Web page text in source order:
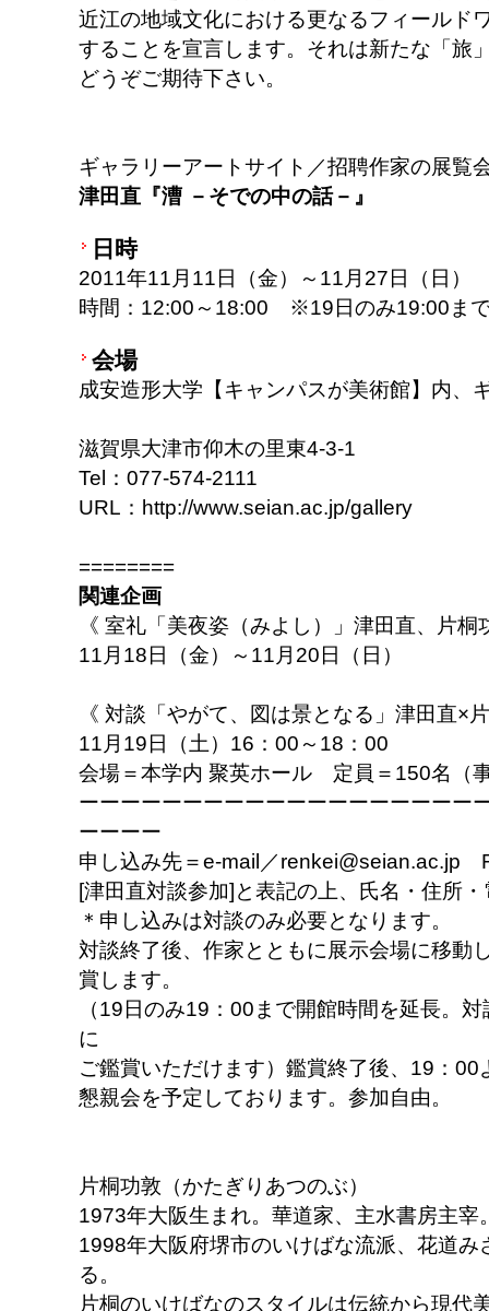
近江の地域文化における更なるフィールド
することを宣言します。それは新たな「旅
どうぞご期待下さい。
ギャラリーアートサイト／招聘作家の展覧
津田直『漕 －そでの中の話－』
日時
2011年11月11日（金）～11月27日（日
時間：12:00～18:00 ※19日のみ19:00ま
会場
成安造形大学【キャンパスが美術館】内、
滋賀県大津市仰木の里東4-3-1
Tel：077-574-2111
URL：http://www.seian.ac.jp/gallery
========
関連企画
《 室礼「美夜姿（みよし）」津田直、片桐
11月18日（金）～11月20日（日）
《 対談「やがて、図は景となる」津田直×
11月19日（土）16：00～18：00
会場＝本学内 聚英ホール 定員＝150名（
ーーーーーーーーーーーーーーーーーーー
ーーーー
申し込み先＝e-mail／renkei@seian.ac.jp
[津田直対談参加]と表記の上、氏名・住所
＊申し込みは対談のみ必要となります。
対談終了後、作家とともに展示会場に移動
賞します。
（19日のみ19：00まで開館時間を延長。
に
ご鑑賞いただけます）鑑賞終了後、19：
懇親会を予定しております。参加自由。
片桐功敦（かたぎりあつのぶ）
1973年大阪生まれ。華道家、主水書房主宰
1998年大阪府堺市のいけばな流派、花道
る。
片桐のいけばなのスタイルは伝統から現代